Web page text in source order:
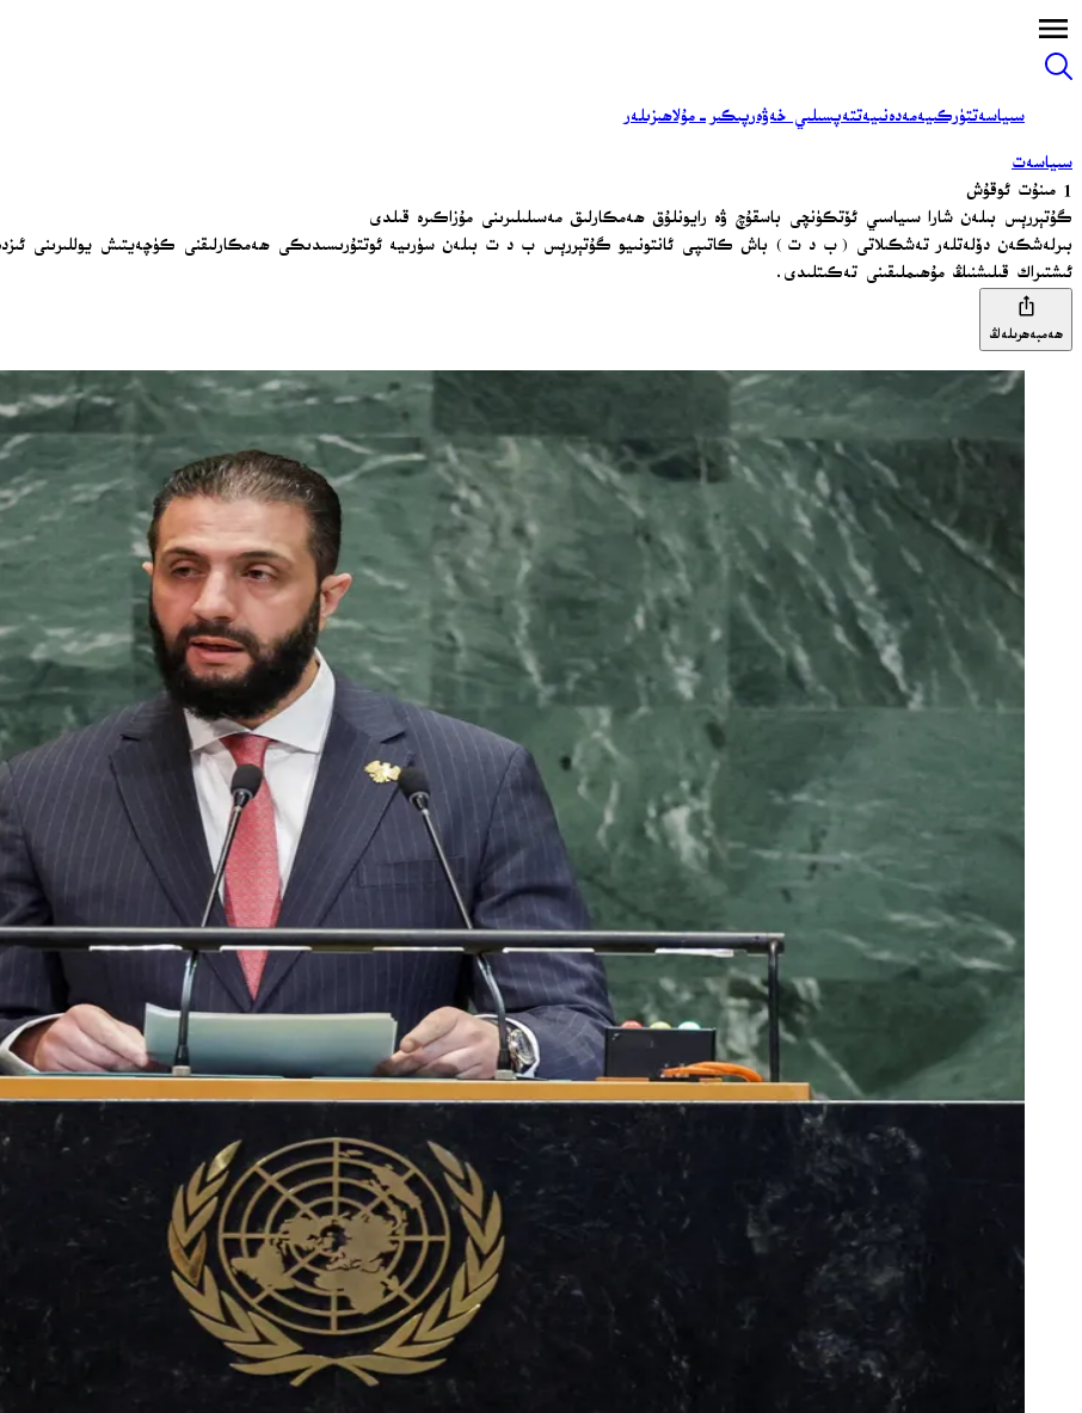
سىياسەتتۈركىيەمەدەنىيەتتەپسىلىي خەۋەرپىكىر-مۇلاھىزىلەر
سىياسەت
1 مىنۇت ئوقۇش
گۇتېررېس بىلەن شارا سىياسىي ئۆتكۈنچى باسقۇچ ۋە رايونلۇق ھەمكارلىق مەسىلىلىرىنى مۇزاكىرە قىلدى
بىرلەشكەن دۆلەتلەر تەشكىلاتى (ب د ت) باش كاتىپى ئانتونىيو گۇتېررېس ب د ت بىلەن سۈرىيە ئوتتۇرىسىدىكى ھەمكارلىقنى كۈچەيتىش يوللىرىنى
ئىشتىراك قىلىشنىڭ مۇھىملىقىنى تەكىتلىدى.
ھەمبەھرىلەڭ